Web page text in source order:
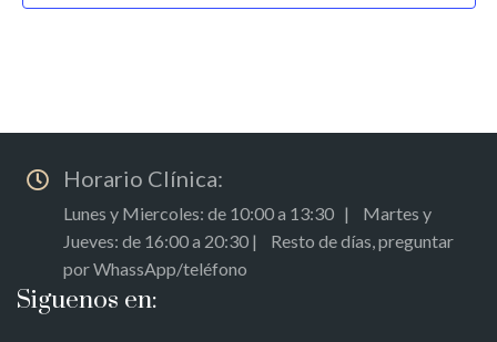
Horario Clínica:
Lunes y Miercoles: de 10:00 a 13:30 | Martes y
Jueves: de 16:00 a 20:30 | Resto de días, preguntar
por WhassApp/teléfono
Siguenos en: